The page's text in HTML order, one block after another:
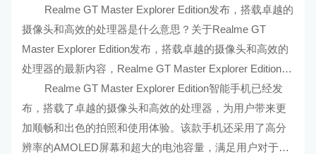
Realme GT Master Explorer Edition发布，搭载卓越的
摄像头和高效的处理器是什么意思？关于Realme GT
Master Explorer Edition发布，搭载卓越的摄像头和高效的
处理器的最新内容，Realme GT Master Explorer Edition发
布，搭载卓越的摄像头和高效的处理器的解释及解读。
Realme GT Master Explorer Edition智能手机已经发
布，搭载了卓越的摄像头和高效的处理器，为用户带来更
加顺畅和出色的拍照和使用体验。该款手机还采用了高分
辨率的AMOLED屏幕和超大的电池容量，满足用户对于视